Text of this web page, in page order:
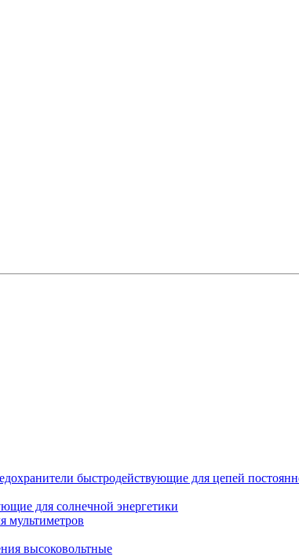
быстродействующие для цепей
для солнечной энергетики
мультиметров
высоковольтные